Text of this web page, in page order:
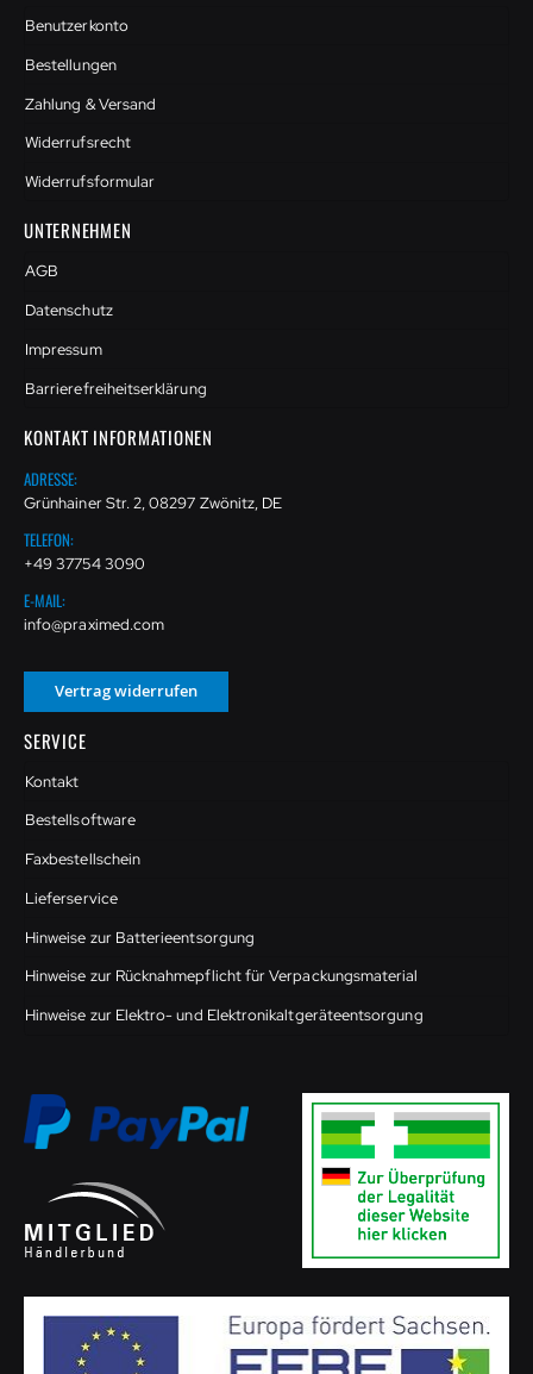
Benutzerkonto
Bestellungen
Zahlung & Versand
Widerrufsrecht
Widerrufsformular
UNTERNEHMEN
AGB
Datenschutz
Impressum
Barrierefreiheitserklärung
KONTAKT INFORMATIONEN
ADRESSE:
Grünhainer Str. 2, 08297 Zwönitz, DE
TELEFON:
+49 37754 3090
E-MAIL:
info@praximed.com
Vertrag widerrufen
SERVICE
Kontakt
Bestellsoftware
Faxbestellschein
Lieferservice
Hinweise zur Batterieentsorgung
Hinweise zur Rücknahmepflicht für Verpackungsmaterial
Hinweise zur Elektro- und Elektronikaltgeräteentsorgung